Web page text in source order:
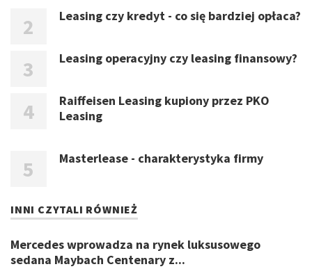
Leasing czy kredyt - co się bardziej opłaca?
Leasing operacyjny czy leasing finansowy?
Raiffeisen Leasing kupiony przez PKO
Leasing
Masterlease - charakterystyka firmy
INNI CZYTALI RÓWNIEŻ
Mercedes wprowadza na rynek luksusowego
sedana Maybach Centenary z...